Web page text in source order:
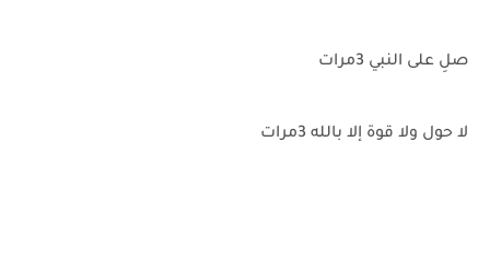
صلِ على النبي 3مرات
لا حول ولا قوة إلا بالله 3مرات